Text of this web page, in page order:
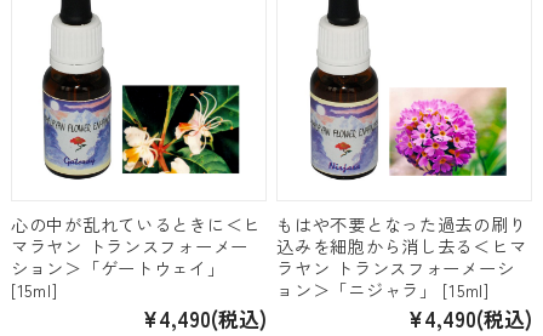
心の中が乱れているときに＜ヒ
マラヤン トランスフォーメー
ション＞「ゲートウェイ」
[15ml]
¥4,490(税込)
もはや不要となった過去の刷り
込みを細胞から消し去る＜ヒマ
ラヤン トランスフォーメーシ
ョン＞「ニジャラ」 [15ml]
¥4,490(税込)